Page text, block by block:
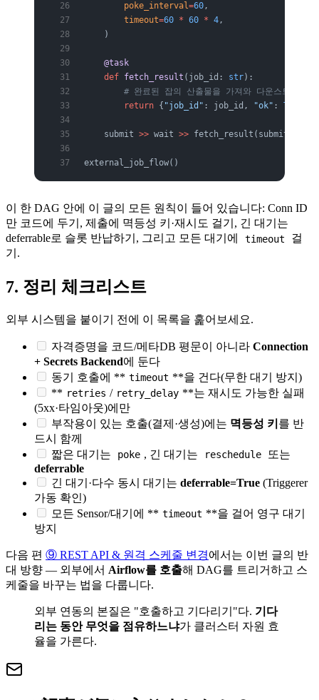
        poke_interval
=60,
        timeout
=60 * 60 * 4,
    )
    @task
    def
fetch_result (job_id: str):
        # 완료된 잡의 산출물을 가져와 다운스트림으로
        return
{ "job_id" : job_id, "ok" : True
    submit
>> wait >>
external_job_flow()
이 한 DAG 안에 이 글의 모든 원칙이 들어 있습니다: Conn ID
만 코드에 두기, 제출에 멱등성 키·재시도 걸기, 긴 대기는
deferrable로 슬롯 반납하기, 그리고 모든 대기에
timeout
걸
기.
7. 정리 체크리스트
외부 시스템을 붙이기 전에 이 목록을 훑어보세요.
자격증명을 코드/메타DB 평문이 아니라 Connection
+ Secrets Backend에 둔다
동기 호출에 ** timeout **을 건다(무한 대기 방지)
** retries / retry_delay **는 재시도 가능한 실패
(5xx·타임아웃)에만
부작용이 있는 호출(결제·생성)에는 멱등성 키 를 반
드시 함께
짧은 대기는
poke , 긴 대기는 reschedule
또는
deferrable
긴 대기·다수 동시 대기는 deferrable=True (Triggerer
가동 확인)
모든 Sensor/대기에 ** timeout **을 걸어 영구 대기
방지
다음 편 ⑨ REST API & 원격 스케줄 변경에서는 이번 글의 반
대 방향 — 외부에서 Airflow를 호출해 DAG를 트리거하고 스
케줄을 바꾸는 법을 다룹니다.
외부 연동의 본질은 "호출하고 기다리기"다. 기다
리는 동안 무엇을 점유하느냐가 클러스터 자원 효
율을 가른다.